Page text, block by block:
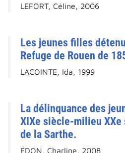
LEFORT, Céline, 2006
Les jeunes filles
Refuge de Rouen de
LACOINTE, Ida, 1999
La délinquance des
XIXe siècle-milieu
de la Sarthe.
ÉDON, Charline, 2008